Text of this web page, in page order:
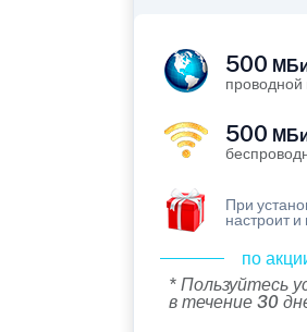
500
проводной
500
При
настроит и
по
* Пользуйтесь
в течение 30